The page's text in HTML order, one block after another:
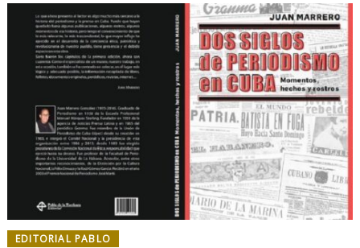
EDITORIAL PABLO